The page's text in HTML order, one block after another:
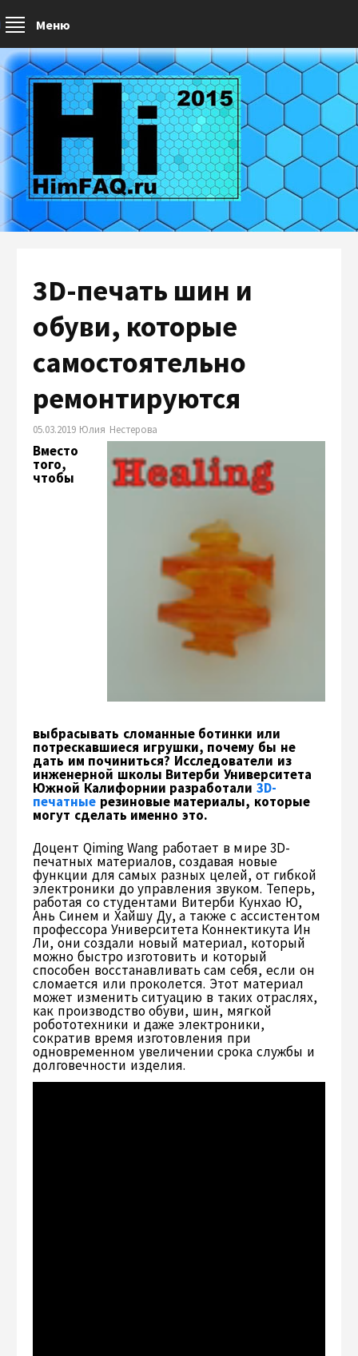
Меню
3D-печать шин и
обуви, которые
самостоятельно
ремонтируются
05.03.2019 Юлия Нестерова
Вместо
того,
чтобы
выбрасывать сломанные ботинки или
потрескавшиеся игрушки, почему бы не
дать им починиться? Исследователи из
инженерной школы Витерби Университета
Южной Калифорнии разработали3D-
печатные резиновые материалы, которые
могут сделать именно это.
Доцент Qiming Wang работает в мире 3D-
печатных материалов, создавая новые
функции для самых разных целей, от гибкой
электроники до управления звуком. Теперь,
работая со студентами Витерби Кунхао Ю,
Ань Синем и Хайшу Ду, а также с ассистентом
профессора Университета Коннектикута Ин
Ли, они создали новый материал, который
можно быстро изготовить и который
способен восстанавливать сам себя, если он
сломается или проколется. Этот материал
может изменить ситуацию в таких отраслях,
как производство обуви, шин, мягкой
робототехники и даже электроники,
сократив время изготовления при
одновременном увеличении срока службы и
долговечности изделия.